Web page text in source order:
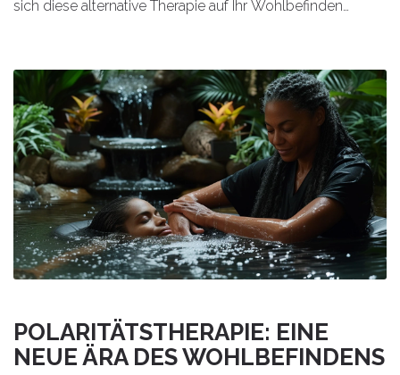
sich diese alternative Therapie auf Ihr Wohlbefinden
POLARITÄTSTHERAPIE: EINE
NEUE ÄRA DES WOHLBEFINDENS